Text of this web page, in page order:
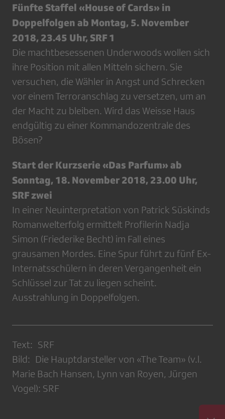
Fünfte Staffel «House of Cards» in
Doppelfolgen ab Montag, 5. November
2018, 23.45 Uhr, SRF 1
Die machtbesessenen Underwoods wollen sich
ihre Position mit allen Mitteln sichern. Sie
versuchen, die Wähler in Angst und Schrecken
vor einem Terroranschlag zu versetzen, um an
der Macht zu bleiben. Wird das Weisse Haus
endgültig zu einer Kommandozentrale des
Bösen?
Start der Kurzserie «Das Parfum» ab
Sonntag, 18. November 2018, 23.00 Uhr,
SRF zwei
In einer Neuinterpretation von Patrick Süskinds
Romanwelterfolg ermittelt Profilerin Nadja
Simon (Friederike Becht) im Fall eines
grausamen Mordes. Eine Spur führt zu fünf Ex-
Internatsschülern in deren Vergangenheit ein
Schlüssel zur Tat zu liegen scheint.
Ausstrahlung in Doppelfolgen.
Text: SRF
Bild: Die Hauptdarsteller von «The Team» (v.l.
Marie Bach Hansen, Lynn van Royen, Jürgen
Vogel): SRF